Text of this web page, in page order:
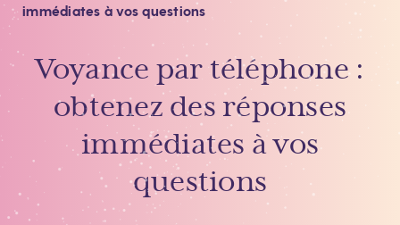
immédiates à vos questions
Voyance par téléphone :
obtenez des réponses
immédiates à vos
questions